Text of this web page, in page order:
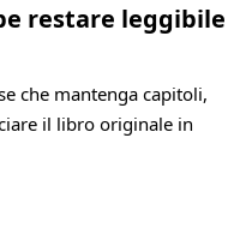
restare leggibile
che mantenga capitoli,
il libro originale in